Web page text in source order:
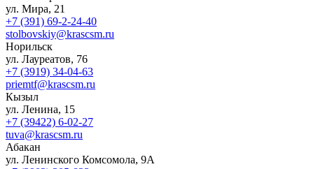
ул. Мира, 21
+7 (391) 69-2-24-40
stolbovskiy@krascsm.ru
Норильск
ул. Лауреатов, 76
+7 (3919) 34-04-63
priemtf@krascsm.ru
Кызыл
ул. Ленина, 15
+7 (39422) 6-02-27
tuva@krascsm.ru
Абакан
ул. Ленинского Комсомола, 9А